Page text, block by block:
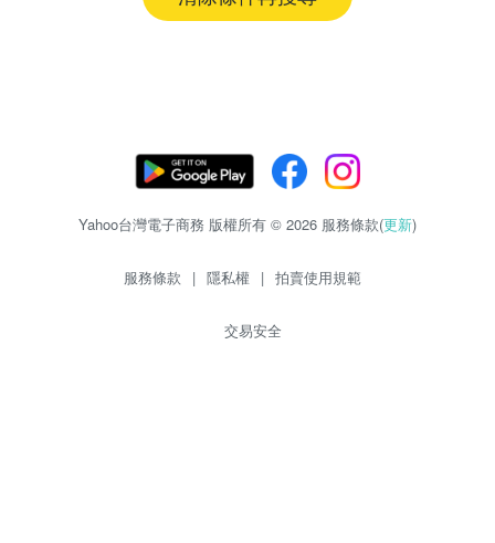
Yahoo台灣電子商務 版權所有 © 2026 服務條款(更新)
服務條款 | 隱私權 | 拍賣使用規範
交易安全